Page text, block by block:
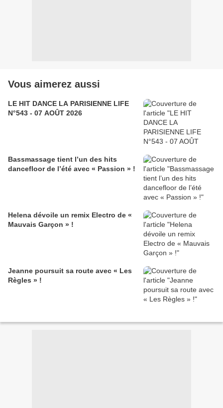
Vous aimerez aussi
LE HIT DANCE LA PARISIENNE LIFE
N°543 - 07 AOÛT 2026
Bassmassage tient l’un des hits
dancefloor de l’été avec « Passion » !
Helena dévoile un remix Electro de «
Mauvais Garçon » !
Jeanne poursuit sa route avec « Les
Règles » !